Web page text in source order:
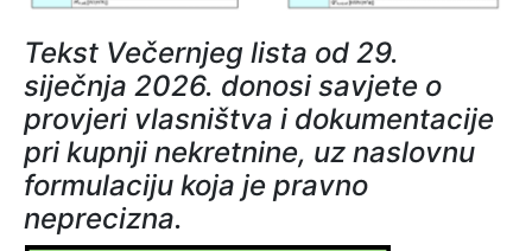
Tekst Večernjeg lista od 29.
siječnja 2026. donosi savjete o
provjeri vlasništva i dokumentacije
pri kupnji nekretnine, uz naslovnu
formulaciju koja je pravno
neprecizna.